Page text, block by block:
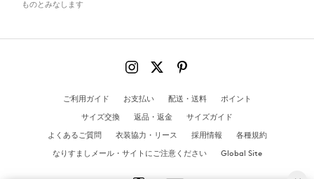
ものとみなします
ご利用ガイド お支払い 配送・送料
ポイント
サイズ交換
返品・返金
サイズガイド
よくあるご質問
衣装協力・リース 採用情報
各種規約
なりすましメール・サイトにご注意ください
Global Site